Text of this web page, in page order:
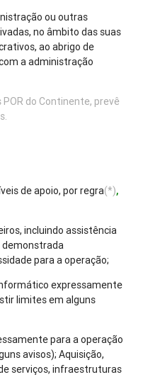
ou outras
no âmbito das suas
ao abrigo de
a administração
do Continente, prevê
de apoio, por regra(*),
incluindo assistência
demonstrada
para a operação;
expressamente
limites em alguns
para a operação
avisos); Aquisição,
serviços, infraestruturas